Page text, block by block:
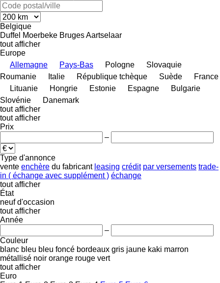
Belgique
Duffel Moerbeke BrugesAartselaar
tout afficher
Europe
Allemagne
Pays-Bas Pologne
Slovaquie
Roumanie
Italie République tchèque Suède
France
Lituanie
Hongrie Estonie Espagne
Bulgarie
Slovénie
Danemark
tout afficher
tout afficher
Prix
–
Type d'annonce
vente enchère du fabricant leasing crédit par versements trade-
in ( échange avec supplément ) échange
tout afficher
État
neuf d'occasion
tout afficher
Année
–
Couleur
blanc bleu bleu foncé bordeaux gris jaune kaki marron
métallisé noir orange rouge vert
tout afficher
Euro